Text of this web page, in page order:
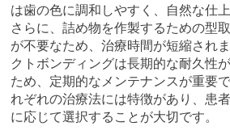
は歯の色に調和しやすく、自然な仕
さらに、詰め物を作製するための型
が不要なため、治療時間が短縮され
クトボンディングは長期的な耐久性
ため、定期的なメンテナンスが重要
れぞれの治療法には特徴があり、患
に応じて選択することが大切です。